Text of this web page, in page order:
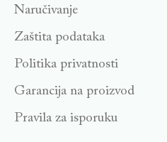
Naručivanje
Zaštita podataka
Politika privatnosti
Garancija na proizvod
Pravila za isporuku